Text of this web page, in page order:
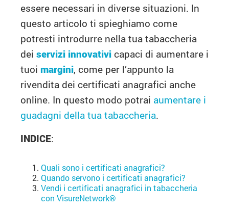
essere necessari in diverse situazioni. In
questo articolo ti spieghiamo come
potresti introdurre nella tua tabaccheria
dei servizi innovativi capaci di aumentare i
tuoi margini, come per l’appunto la
rivendita dei certificati anagrafici anche
online. In questo modo potrai aumentare i
guadagni della tua tabaccheria.
INDICE:
Quali sono i certificati anagrafici?
Quando servono i certificati anagrafici?
Vendi i certificati anagrafici in tabaccheria
con VisureNetwork®